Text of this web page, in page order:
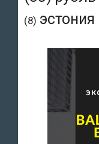
(8) эстония